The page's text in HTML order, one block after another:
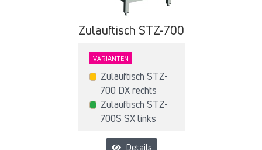
Zulauftisch STZ-700
VARIANTEN
Zulauftisch STZ-
700 DX rechts
Zulauftisch STZ-
700S SX links
Details